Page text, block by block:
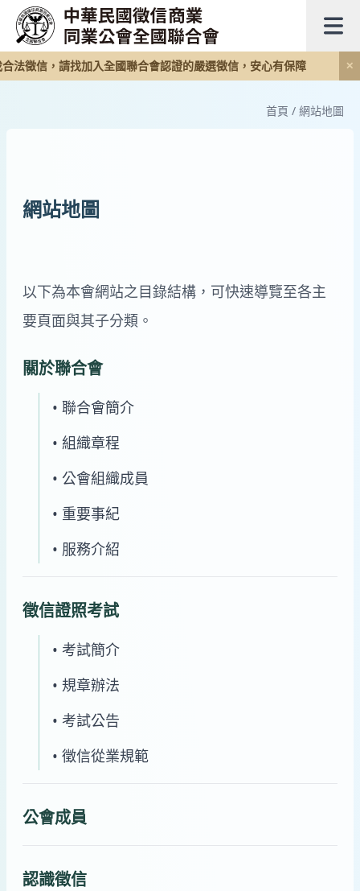
法徵信，請找加入全國聯合會認證的嚴選徵信，安心有保障 ✕
首頁 / 網站地圖
網站地圖
以下為本會網站之目錄結構，可快速導覽至各主
要頁面與其子分類。
關於聯合會
• 聯合會簡介
• 組織章程
• 公會組織成員
• 重要事紀
• 服務介紹
徵信證照考試
• 考試簡介
• 規章辦法
• 考試公告
• 徵信從業規範
公會成員
認識徵信